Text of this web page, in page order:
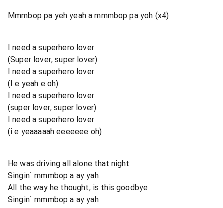
Mmmbop pa yeh yeah a mmmbop pa yoh (x4)
I need a superhero lover
(Super lover, super lover)
I need a superhero lover
(I e yeah e oh)
I need a superhero lover
(super lover, super lover)
I need a superhero lover
(i e yeaaaaah eeeeeee oh)
He was driving all alone that night
Singin` mmmbop a ay yah
All the way he thought, is this goodbye
Singin` mmmbop a ay yah